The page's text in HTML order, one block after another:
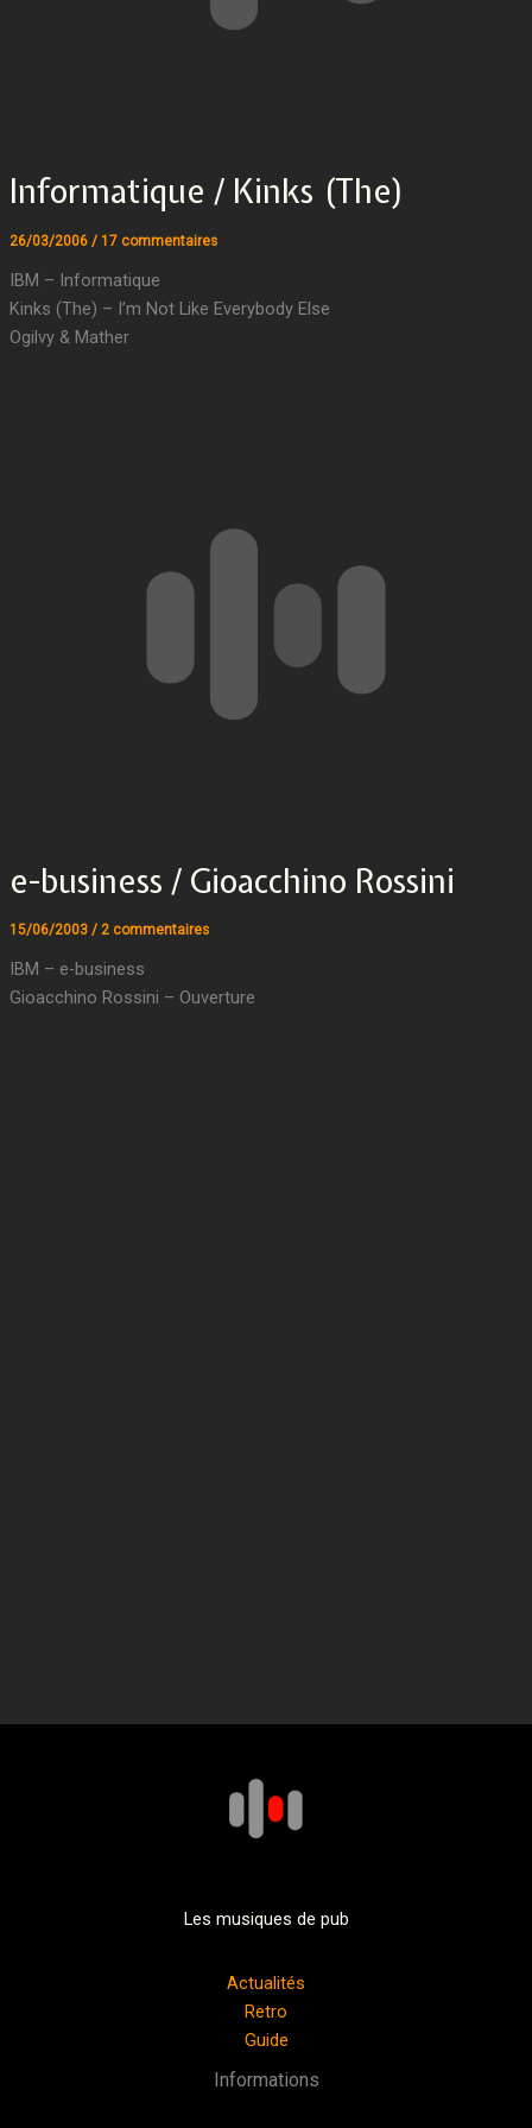
Informatique / Kinks (The)
26/03/2006 / 17 commentaires
IBM – Informatique
Kinks (The) – I’m Not Like Everybody Else
Ogilvy & Mather
e-business / Gioacchino Rossini
15/06/2003 / 2 commentaires
IBM – e-business
Gioacchino Rossini – Ouverture
Les musiques de pub
Actualités
Retro
Guide
Informations